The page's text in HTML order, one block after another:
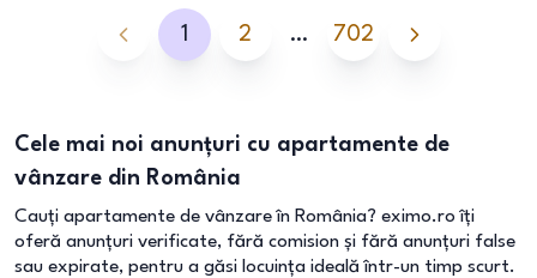
1 2 … 702
Cele mai noi anunțuri cu apartamente de
vânzare din România
Cauți apartamente de vânzare în România? eximo.ro îți
oferă anunțuri verificate, fără comision și fără anunțuri false
sau expirate, pentru a găsi locuința ideală într-un timp scurt.